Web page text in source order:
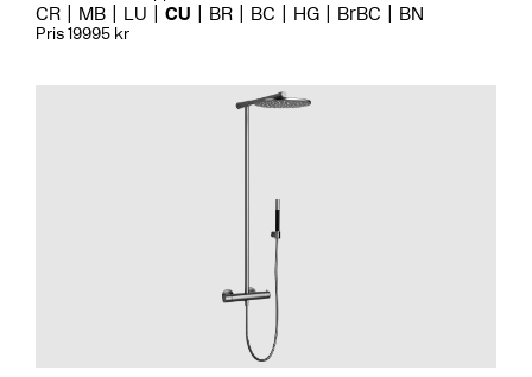
CR MB LU CU BR BC HG BrBC BN
Pris 19995 kr